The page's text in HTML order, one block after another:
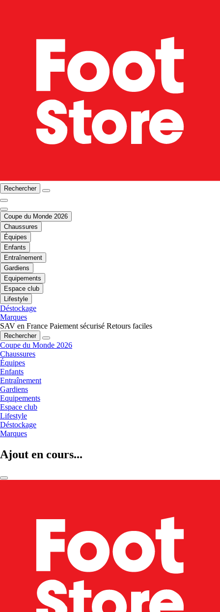
Rechercher
Coupe du Monde 2026
Chaussures
Équipes
Enfants
Entraînement
Gardiens
Equipements
Espace club
Lifestyle
Déstockage
Marques
SAV en France Paiement sécurisé Retours faciles
Rechercher
Coupe du Monde 2026
Chaussures
Équipes
Enfants
Entraînement
Gardiens
Equipements
Espace club
Lifestyle
Déstockage
Marques
Ajout en cours...